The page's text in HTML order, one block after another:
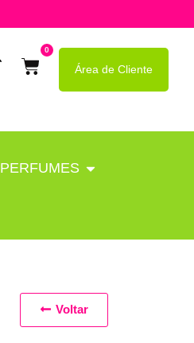
0
Área de Cliente
PERFUMES
Voltar